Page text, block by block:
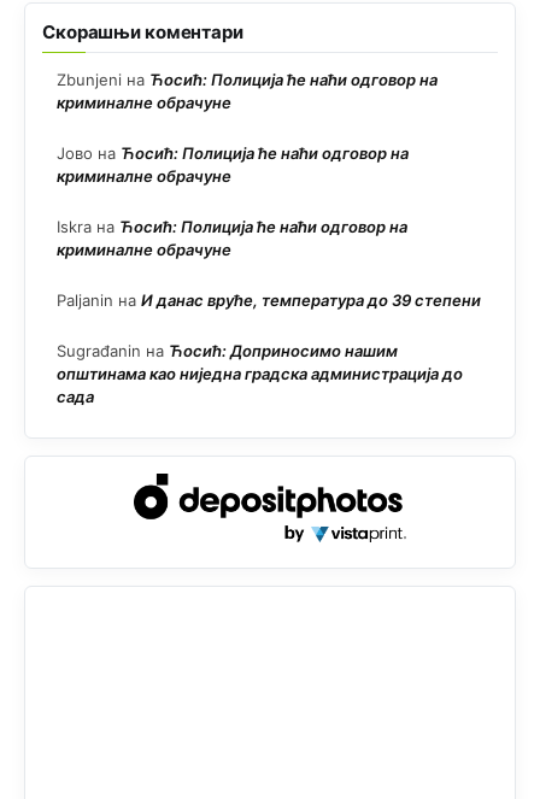
Скорашњи коментари
Zbunjeni на Ћосић: Полиција ће наћи одговор на
криминалне обрачуне
Јово на Ћосић: Полиција ће наћи одговор на
криминалне обрачуне
Iskra на Ћосић: Полиција ће наћи одговор на
криминалне обрачуне
Paljanin на И данас вруће, температура до 39 степени
Sugrađanin на Ћосић: Доприносимо нашим
општинама као ниједна градска администрација до
сада